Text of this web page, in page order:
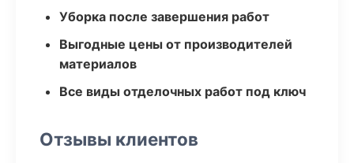
Уборка после завершения работ
Выгодные цены от производителей
материалов
Все виды отделочных работ под ключ
Отзывы клиентов